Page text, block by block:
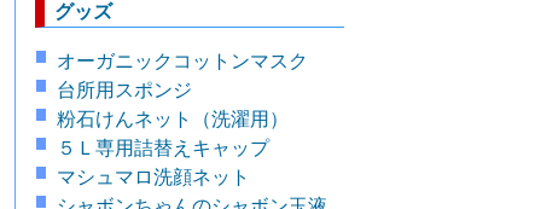
グッズ
オーガニックコットンマスク
台所用スポンジ
粉石けんネット（洗濯用）
５Ｌ専用詰替えキャップ
マシュマロ洗顔ネット